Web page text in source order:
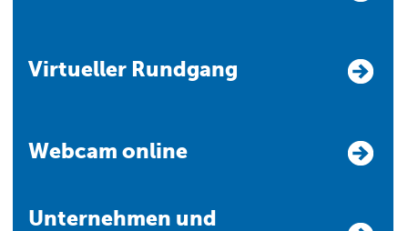
Virtueller Rundgang
Webcam online
Unternehmen und